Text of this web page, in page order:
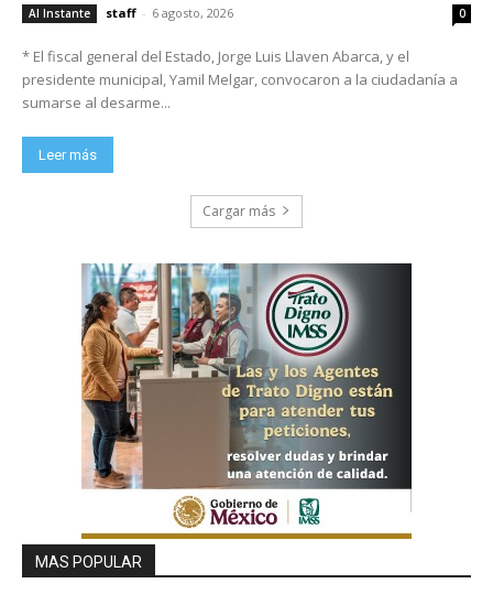
Al Instante staff - 6 agosto, 2026 0
* El fiscal general del Estado, Jorge Luis Llaven Abarca, y el
presidente municipal, Yamil Melgar, convocaron a la ciudadanía a
sumarse al desarme...
Leer más
Cargar más
MAS POPULAR